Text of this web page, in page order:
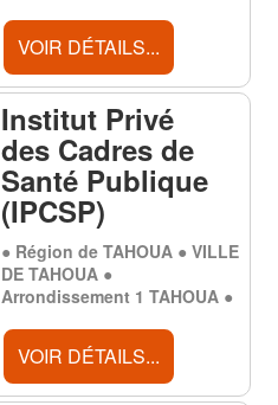
VOIR DÉTAILS...
Institut Privé
des Cadres de
Santé Publique
(IPCSP)
● Région de TAHOUA ● VILLE
DE TAHOUA ●
Arrondissement 1 TAHOUA ●
VOIR DÉTAILS...